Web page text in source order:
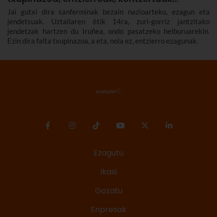
Jai gutxi dira sanferminak bezain nazioarteko, ezagun eta
jendetsuak. Uztailaren 6tik 14ra, zuri-gorriz jantzitako
jendetzak hartzen du Iruñea, ondo pasatzeko helburuarekin.
Ezin dira falta txupinazoa, a eta, nola ez, entzierro ezagunak.
Ezagutu
Ikasi
Gozatu
Enpresak